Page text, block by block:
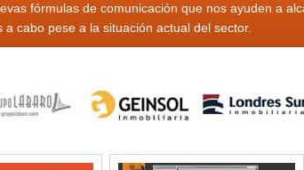
fórmulas de comunicación que nos ayuden a
a cabo pese a la situación actual del sector.